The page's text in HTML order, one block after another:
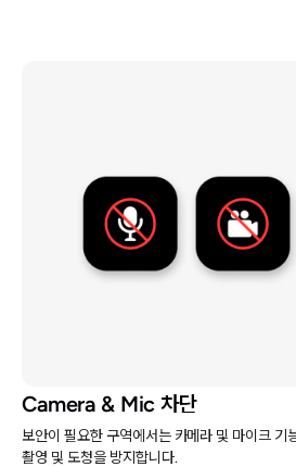
Camera & Mic 차단
보안이 필요한 구역에서는 카메라 및 마이크 기
촬영 및 도청을 방지합니다.